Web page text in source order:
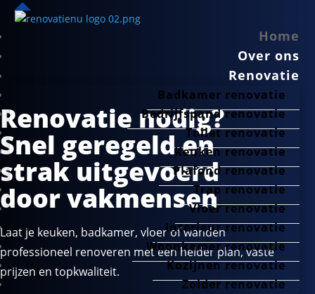
Home
Over ons
Renovatie
Badkamer renovatie
Bedrijfspand renovatie
Toilet renovatie
Keuken renovatie
Plafond renovatie
Trap renovatie
Vloer renovatie
Interieur renovatie
Woonkamer renovatie
Kozijnen renovatie
Zolder renovatie
Renovatie nodig?
Snel geregeld en
strak uitgevoerd
door vakmensen
Laat je keuken, badkamer, vloer of wanden
professioneel renoveren met een helder plan, vaste
prijzen en topkwaliteit.